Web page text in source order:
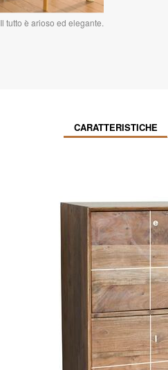
Il tutto è arioso ed elegante.
CARATTERISTICHE